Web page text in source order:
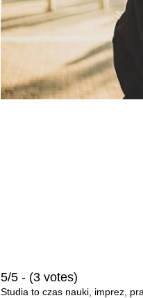
5/5 - (3 votes)
Studia to czas nauki, imprez,